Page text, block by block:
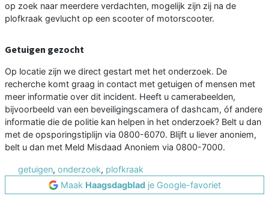
op zoek naar meerdere verdachten, mogelijk zijn zij na de
plofkraak gevlucht op een scooter of motorscooter.
Getuigen gezocht
Op locatie zijn we direct gestart met het onderzoek. De
recherche komt graag in contact met getuigen of mensen met
meer informatie over dit incident. Heeft u camerabeelden,
bijvoorbeeld van een beveiligingscamera of dashcam, óf andere
informatie die de politie kan helpen in het onderzoek? Belt u dan
met de opsporingstiplijn via 0800-6070. Blijft u liever anoniem,
belt u dan met Meld Misdaad Anoniem via 0800-7000.
getuigen, onderzoek, plofkraak
Maak Haagsdagbladje Google-favoriet